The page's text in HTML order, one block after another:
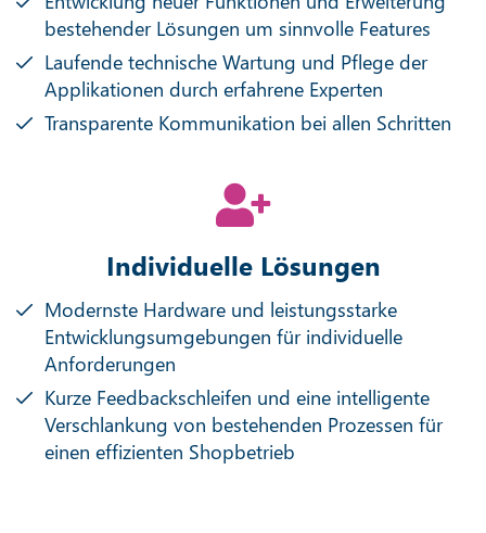
bestehender Lösungen um sinnvolle Features
Laufende technische Wartung und Pflege der
Applikationen durch erfahrene Experten
Transparente Kommunikation bei allen Schritten
Individuelle Lösungen
Modernste Hardware und leistungsstarke
Entwicklungsumgebungen für individuelle
Anforderungen
Kurze Feedbackschleifen und eine intelligente
Verschlankung von bestehenden Prozessen für
einen effizienten Shopbetrieb